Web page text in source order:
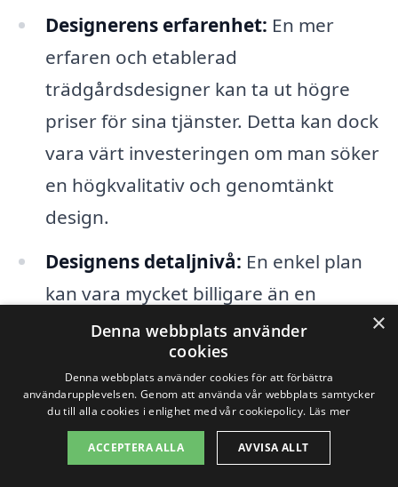
Designerens erfarenhet: En mer
erfaren och etablerad
trädgårdsdesigner kan ta ut högre
priser för sina tjänster. Detta kan dock
vara värt investeringen om man söker
en högkvalitativ och genomtänkt
design.
Designens detaljnivå: En enkel plan
kan vara mycket billigare än en
detaljerad och skräddarsydd design
som innefattar specifika växtval och
funktionella element.
När du letar efter trädgårdsdesign i
×
Denna webbplats använder
cookies
Denna webbplats använder cookies för att förbättra
användarupplevelsen. Genom att använda vår webbplats samtycker
du till alla cookies i enlighet med vår cookiepolicy. Läs mer
ACCEPTERA ALLA AVVISA ALLT